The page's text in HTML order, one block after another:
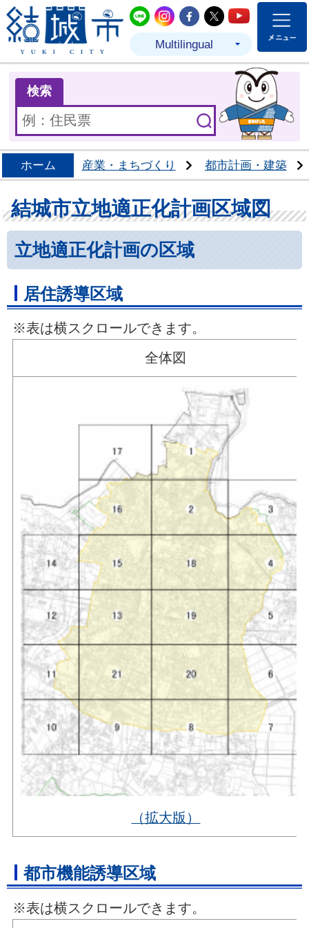
結城市公式LINE
結城市公式Instagram
結城市公式
結城市公式
結城市
Multilingual
検索
ホーム 産業・まちづくり 都市計画・建築
結城市立地適正化計画区域図
立地適正化計画の区域
居住誘導区域
※表は横スクロールできます。
全体図
（拡大版）
都市機能誘導区域
※表は横スクロールできます。